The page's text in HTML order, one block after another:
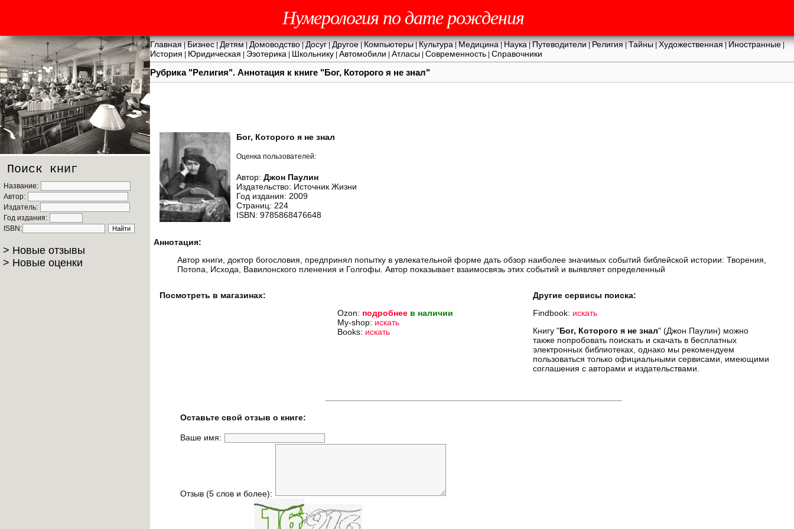
Нумерология по дате рождения
Главная|Бизнес|Детям|Домоводство|Досуг|Другое|Компьютеры|Культура|Медицина|Наука|Путеводители|Религия|Тайны|Художественная|Иностранные|
История Юридическая Эзотерика Школьнику Автомобили Атласы Современность Справочники
Рубрика "Религия". Аннотация к книге "Бог, Которого я не знал"
Поиск книг
Название:
Автор:
Издатель:
Год издания:
ISBN:
> Новые отзывы
> Новые оценки
Бог, Которого я не знал
Оценка пользователей:
Автор: Джон Паулин
Издательство: Источник Жизни
Год издания: 2009
Страниц: 224
ISBN: 9785868476648
Аннотация:
Автор книги, доктор богословия, предпринял попытку в увлекательной форме дать обзор наиболее значимых событий библейской истории: Творения,
Потопа, Исхода, Вавилонского пленения и Голгофы. Автор показывает взаимосвязь этих событий и выявляет определенный
Посмотреть в магазинах:
Ozon: подробнее в наличии
My-shop: искать
Books: искать
Другие сервисы поиска:
Findbook: искать
Книгу "Бог, Которого я не знал" (Джон Паулин) можно
также попробовать поискать и скачать в бесплатных
электронных библиотеках, однако мы рекомендуем
пользоваться только официальными сервисами, имеющими
соглашения с авторами и издательствами.
Оставьте свой отзыв о книге:
Ваше имя:
Отзыв (5 слов и более):